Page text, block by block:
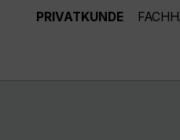
PRIVATKUNDE